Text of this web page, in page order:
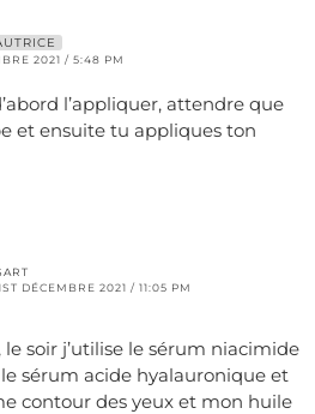
2021 / 5:48 PM
l’appliquer, attendre que
et ensuite tu appliques ton
DÉCEMBRE 2021 / 11:05 PM
le soir j’utilise le sérum niacimide
sérum acide hyalauronique et
contour des yeux et mon huile